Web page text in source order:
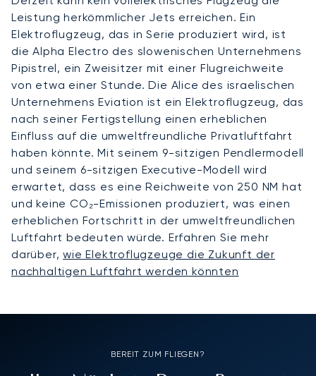
Leistung herkömmlicher Jets erreichen. Ein
Elektroflugzeug, das in Serie produziert wird, ist
die Alpha Electro des slowenischen Unternehmens
Pipistrel, ein Zweisitzer mit einer Flugreichweite
von etwa einer Stunde. Die Alice des israelischen
Unternehmens Eviation ist ein Elektroflugzeug, das
nach seiner Fertigstellung einen erheblichen
Einfluss auf die umweltfreundliche Privatluftfahrt
haben könnte. Mit seinem 9-sitzigen Pendlermodell
und seinem 6-sitzigen Executive-Modell wird
erwartet, dass es eine Reichweite von 250 NM hat
und keine CO₂-Emissionen produziert, was einen
erheblichen Fortschritt in der umweltfreundlichen
Luftfahrt bedeuten würde. Erfahren Sie mehr
darüber,wie Elektroflugzeuge die Zukunft der
nachhaltigen Luftfahrt werden könnten
BEREIT ZUM FLIEGEN?